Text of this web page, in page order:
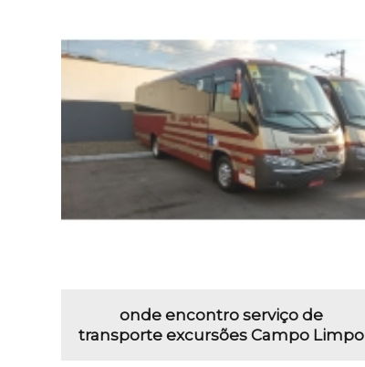
onde encontro serviço de
transporte excursões Campo Limpo